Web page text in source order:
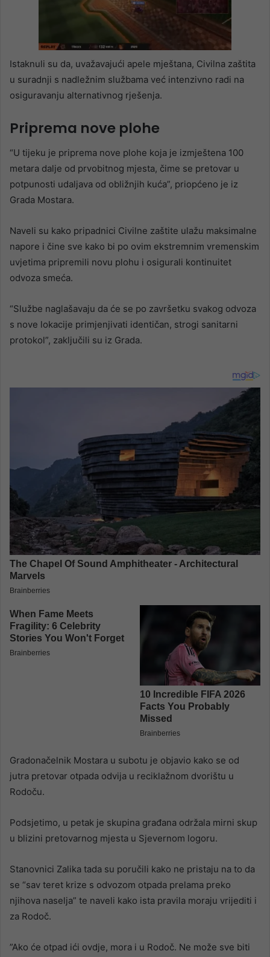
Istaknuli su da, uvažavajući apele mještana, Civilna zaštita
u suradnji s nadležnim službama već intenzivno radi na
osiguravanju alternativnog rješenja.
Priprema nove plohe
“U tijeku je priprema nove plohe koja je izmještena 100
metara dalje od prvobitnog mjesta, čime se pretovar u
potpunosti udaljava od obližnjih kuća”, priopćeno je iz
Grada Mostara.
Naveli su kako pripadnici Civilne zaštite ulažu maksimalne
napore i čine sve kako bi po ovim ekstremnim vremenskim
uvjetima pripremili novu plohu i osigurali kontinuitet
odvoza smeća.
“Službe naglašavaju da će se po završetku svakog odvoza
s nove lokacije primjenjivati identičan, strogi sanitarni
protokol”, zaključili su iz Grada.
Gradonačelnik Mostara u subotu je objavio kako se od
jutra pretovar otpada odvija u reciklažnom dvorištu u
Rodoču.
Podsjetimo, u petak je skupina građana održala mirni skup
u blizini pretovarnog mjesta u Sjevernom logoru.
Stanovnici Zalika tada su poručili kako ne pristaju na to da
se “sav teret krize s odvozom otpada prelama preko
njihova naselja” te naveli kako ista pravila moraju vrijediti i
za Rodoč.
”Ako će otpad ići ovdje, mora i u Rodoč. Ne može sve biti